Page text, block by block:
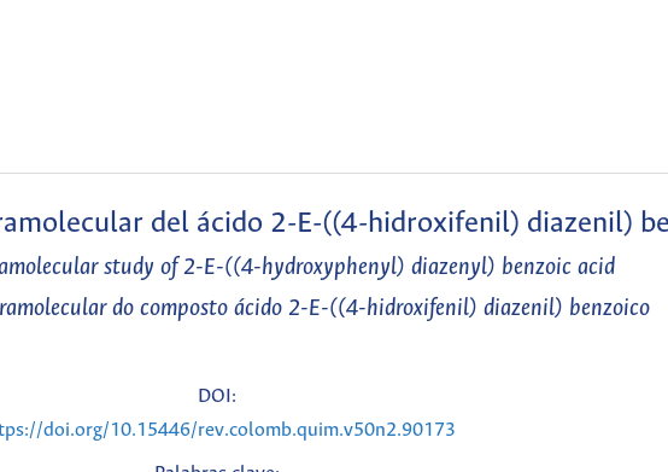
del ácido 2-E-((4-hidroxifenil) diazenil)
study of 2-E-((4-hydroxyphenyl) diazenyl) benzoic acid
do composto ácido 2-E-((4-hidroxifenil) diazenil) benzoico
DOI:
doi.org/10.15446/rev.colomb.quim.v50n2.90173